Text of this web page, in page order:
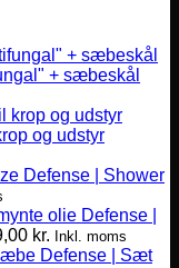
+ sæbeskål
og udstyr
Defense | Shower
Defense |
kr. Inkl. moms
Defense | Sæt